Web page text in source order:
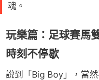
魂。
玩樂篇：足球賽馬
時刻不停歇
說到「Big Boy」，當